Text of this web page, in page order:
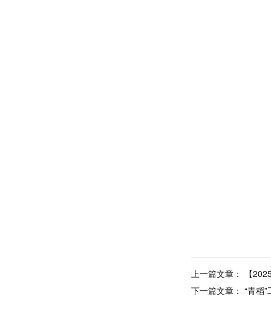
上一篇文章：
【
下一篇文章： “青稻